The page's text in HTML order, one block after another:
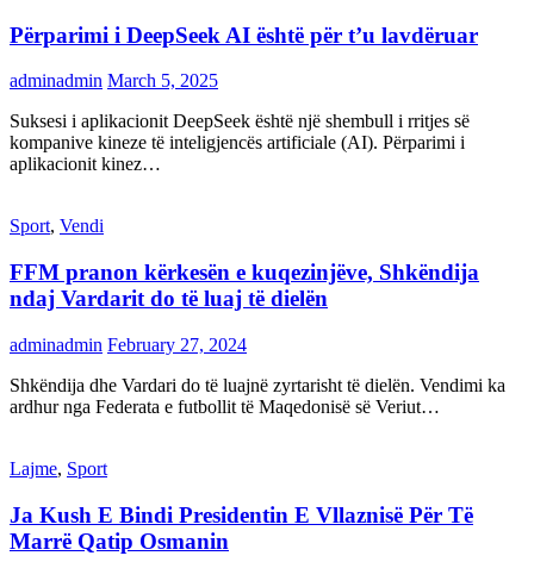
Përparimi i DeepSeek AI është për t’u lavdëruar
adminadmin March 5, 2025
Suksesi i aplikacionit DeepSeek është një shembull i rritjes së
kompanive kineze të inteligjencës artificiale (AI). Përparimi i
aplikacionit kinez…
Sport, Vendi
FFM pranon kërkesën e kuqezinjëve, Shkëndija
ndaj Vardarit do të luaj të dielën
adminadmin February 27, 2024
Shkëndija dhe Vardari do të luajnë zyrtarisht të dielën. Vendimi ka
ardhur nga Federata e futbollit të Maqedonisë së Veriut…
Lajme, Sport
Ja Kush E Bindi Presidentin E Vllaznisë Për Të
Marrë Qatip Osmanin